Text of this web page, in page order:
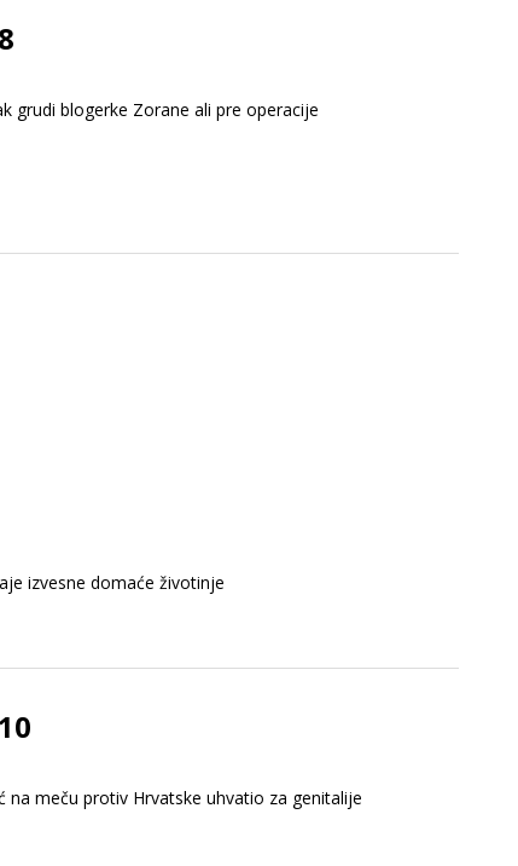
grudi blogerke Zorane ali pre operacije
izvesne domaće životinje
na meču protiv Hrvatske uhvatio za genitalije